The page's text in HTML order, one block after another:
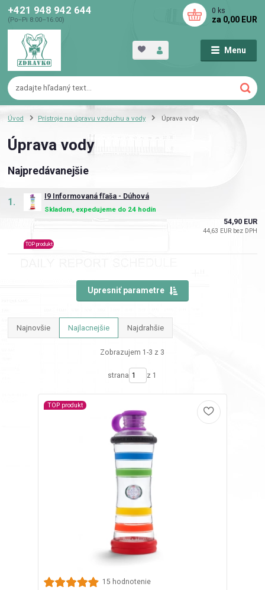
Menu
+421 948 942 644
(Po–Pi 8:00–16:00)
0 ks
za 0,00 EUR
Úvod Prístroje na úpravu vzduchu a vody Úprava vody
Úprava vody
Najpredávanejšie
1.
I9 Informovaná fľaša - Dúhová
Skladom, expedujeme do 24 hodín
TOP produkt
54,90 EUR
44,63 EUR bez DPH
Upresniť parametre
Najnovšie Najlacnejšie Najdrahšie
Zobrazujem 1-3 z 3
strana z 1
TOP produkt
15 hodnotenie